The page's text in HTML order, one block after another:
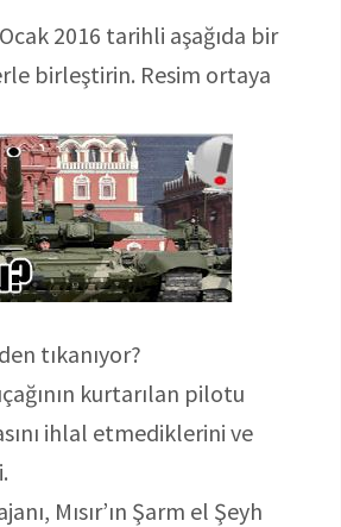
2016 tarihli aşağıda bir
birleştirin. Resim ortaya
tıkanıyor?
kurtarılan pilotu
ihlal etmediklerini ve
Mısır’ın Şarm el Şeyh